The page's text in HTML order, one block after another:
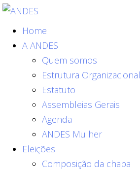
Home
A ANDES
Quem somos
Estrutura Organizacional
Estatuto
Assembleias Gerais
Agenda
ANDES Mulher
Eleições
Composição da chapa